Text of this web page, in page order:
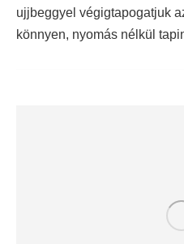
ujjbeggyel végigtapogatjuk
könnyen, nyomás nélkül